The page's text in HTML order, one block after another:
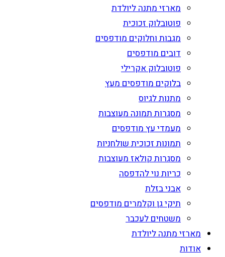
מארזי מתנה ליולדת
פוטובלוק זכוכית
מגבות וחלוקים מודפסים
דובים מודפסים
פוטובלוק אקרילי
בלוקים מודפסים מעץ
מתנות לגיוס
מסגרות תמונה מעוצבות
מעמדי עץ מודפסים
תמונות זכוכית שולחניות
מסגרות קולאז מעוצבות
כריות נוי להדפסה
אבני בזלת
תיקי גן וקלמרים מודפסים
משטחים לעכבר
מארזי מתנה ליולדת
אודות